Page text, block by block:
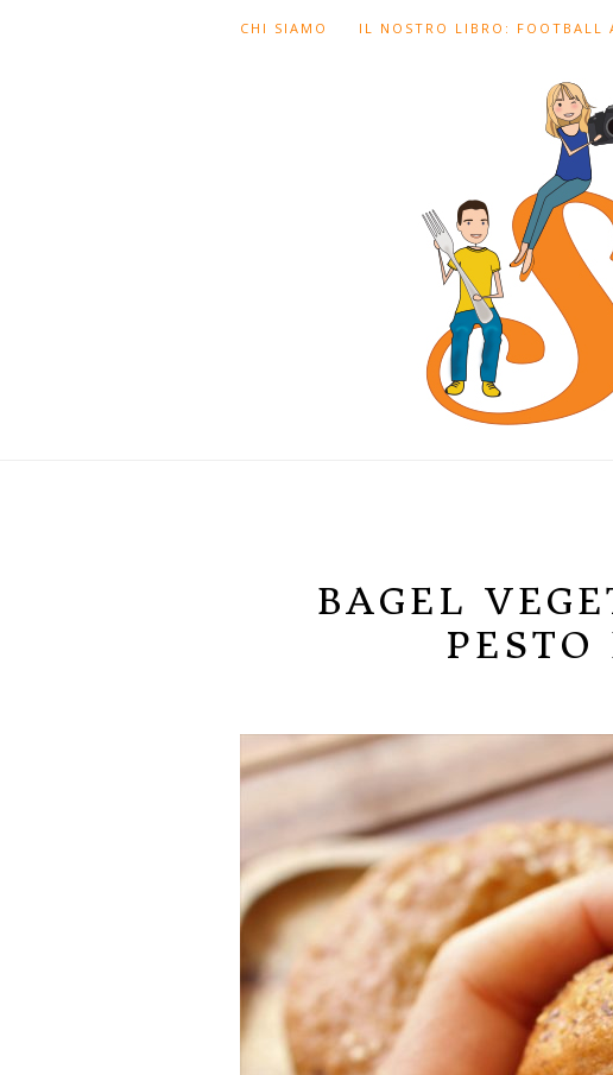
CHI SIAMO IL NOSTRO LIBRO: FOOTBALL
BAGEL